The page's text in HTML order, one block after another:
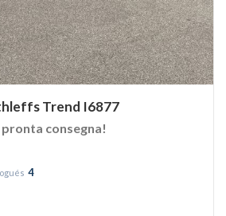
Trend I6877
pronta consegna!
4